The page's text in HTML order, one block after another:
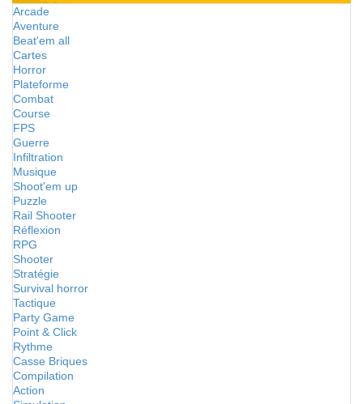
Arcade
Aventure
Beat'em all
Cartes
Horror
Plateforme
Combat
Course
FPS
Guerre
Infiltration
Musique
Shoot'em up
Puzzle
Rail Shooter
Réflexion
RPG
Shooter
Stratégie
Survival horror
Tactique
Party Game
Point & Click
Rythme
Casse Briques
Compilation
Action